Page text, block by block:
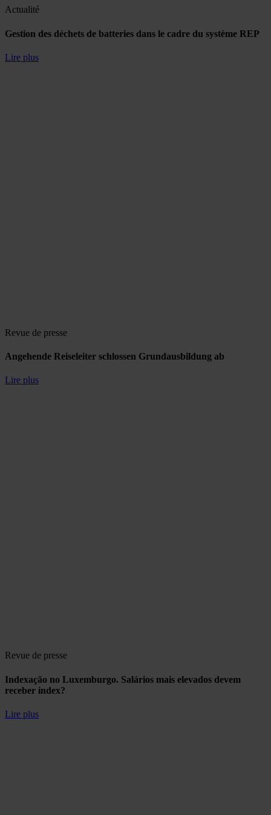
Actualité
Gestion des déchets de batteries dans le cadre du système REP
Lire plus
Revue de presse
Angehende Reiseleiter schlossen Grundausbildung ab
Lire plus
Revue de presse
Indexação no Luxemburgo. Salários mais elevados devem
receber index?
Lire plus